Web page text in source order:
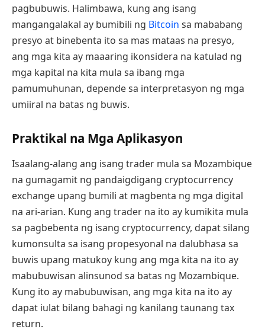
pagbubuwis. Halimbawa, kung ang isang
mangangalakal ay bumibili ng Bitcoin sa mababang
presyo at binebenta ito sa mas mataas na presyo,
ang mga kita ay maaaring ikonsidera na katulad ng
mga kapital na kita mula sa ibang mga
pamumuhunan, depende sa interpretasyon ng mga
umiiral na batas ng buwis.
Praktikal na Mga Aplikasyon
Isaalang-alang ang isang trader mula sa Mozambique
na gumagamit ng pandaigdigang cryptocurrency
exchange upang bumili at magbenta ng mga digital
na ari-arian. Kung ang trader na ito ay kumikita mula
sa pagbebenta ng isang cryptocurrency, dapat silang
kumonsulta sa isang propesyonal na dalubhasa sa
buwis upang matukoy kung ang mga kita na ito ay
mabubuwisan alinsunod sa batas ng Mozambique.
Kung ito ay mabubuwisan, ang mga kita na ito ay
dapat iulat bilang bahagi ng kanilang taunang tax
return.